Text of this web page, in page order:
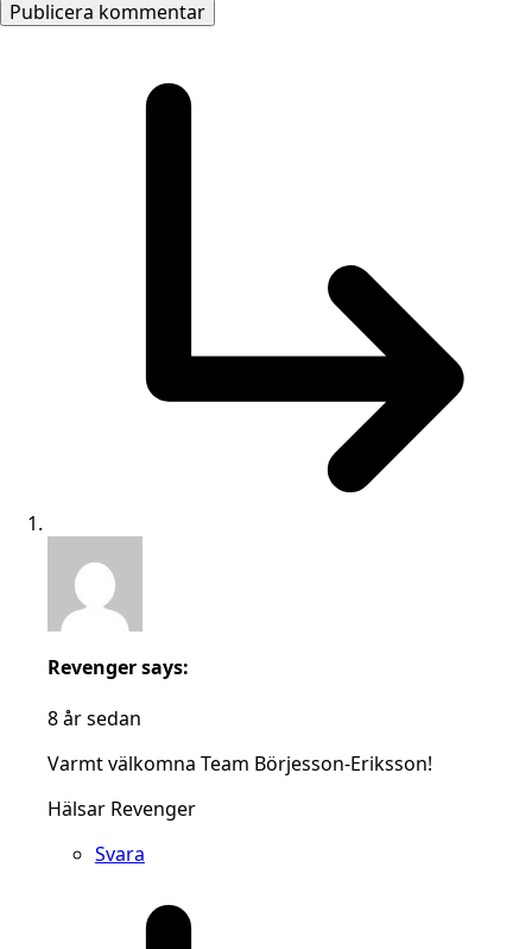
Revengersays:
8 år sedan
Varmt välkomna Team Börjesson-Eriksson!
Hälsar Revenger
Svara